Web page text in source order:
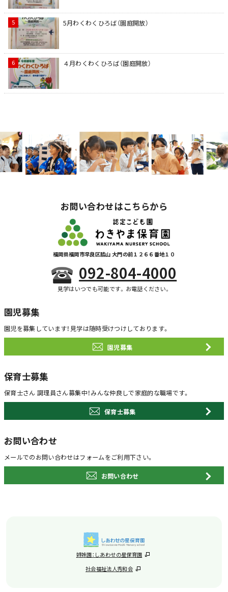
5月わくわくひろば（園庭開放）
４月わくわくひろば（園庭開放）
お問い合わせはこちらから
福岡県福岡市早良区脇山 大門の前１２６６番地１０
092-804-4000
見学はいつでも可能です。お電話ください。
園児募集
園児を募集しています！ 見学は随時受けつけしております。
園児募集
保育士募集
保育士さん 調理員さん募集中！みんな仲良しで家庭的な職場です。
保育士募集
お問い合わせ
メールでのお問い合わせはフォームをご利用下さい。
お問い合わせ
姉妹園：しあわせの星保育園
社会福祉法人秀和会